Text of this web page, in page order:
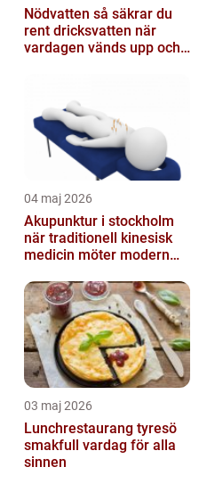
Nödvatten så säkrar du
rent dricksvatten när
vardagen vänds upp och
04 maj 2026
Akupunktur i stockholm
när traditionell kinesisk
medicin möter modern
03 maj 2026
Lunchrestaurang tyresö
smakfull vardag för alla
sinnen